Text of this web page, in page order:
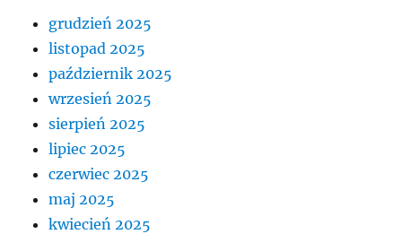
grudzień 2025
listopad 2025
październik 2025
wrzesień 2025
sierpień 2025
lipiec 2025
czerwiec 2025
maj 2025
kwiecień 2025